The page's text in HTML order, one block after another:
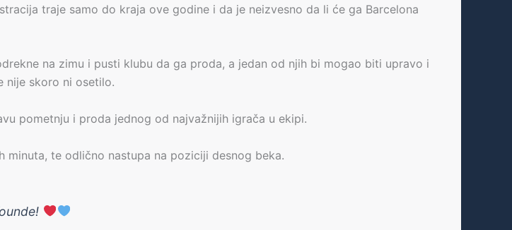
traje samo do kraja ove godine i da je neizvesno da li će ga Barcelona
na zimu i pusti klubu da ga proda, a jedan od njih bi mogao biti upravo i
nije skoro ni osetilo.
pometnju i proda jednog od najvažnijih igrača u ekipi.
minuta, te odlično nastupa na poziciji desnog beka.